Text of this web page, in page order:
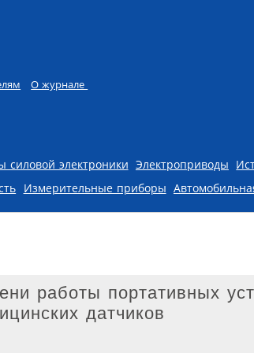
О журнале
силовой электроники Электроприводы
Измерительные приборы
работы портативных
датчиков